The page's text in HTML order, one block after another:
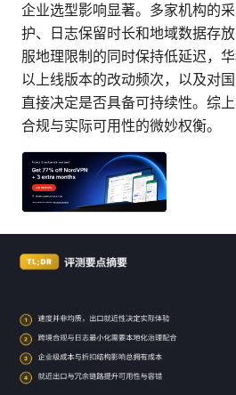
企业选型影响显著。多家机构的
护、日志保留时长和地域数据存
服地理限制的同时保持低延迟，
以上线版本的改动频次，以及对
直接决定是否具备可持续性。综
合规与实际可用性的微妙权衡。